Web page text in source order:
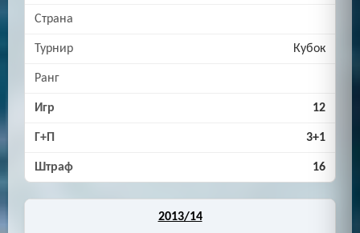
Кубок
12
3+1
16
2013/14